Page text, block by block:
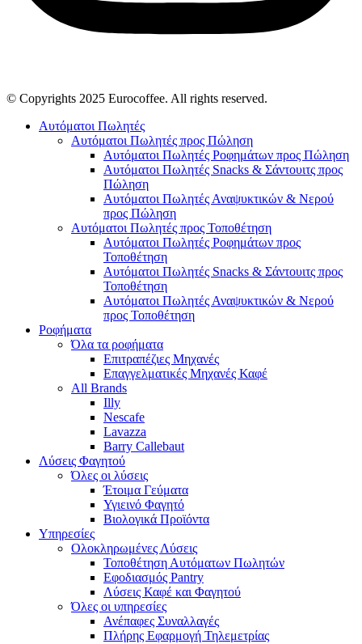
© Copyrights 2025 Eurocoffee. All rights reserved.
Αυτόματοι Πωλητές
Αυτόματοι Πωλητές προς Πώληση
Αυτόματοι Πωλητές Ροφημάτων προς Πώληση
Αυτόματοι Πωλητές Snacks & Σάντουιτς προς
Πώληση
Αυτόματοι Πωλητές Αναψυκτικών & Νερού
προς Πώληση
Αυτόματοι Πωλητές προς Τοποθέτηση
Αυτόματοι Πωλητές Ροφημάτων προς
Τοποθέτηση
Αυτόματοι Πωλητές Snacks & Σάντουιτς προς
Τοποθέτηση
Αυτόματοι Πωλητές Αναψυκτικών & Νερού
προς Τοποθέτηση
Ροφήματα
Όλα τα ροφήματα
Επιτραπέζιες Μηχανές
Επαγγελματικές Μηχανές Καφέ
All Brands
Illy
Nescafe
Lavazza
Barry Callebaut
Λύσεις Φαγητού
Όλες οι λύσεις
Έτοιμα Γεύματα
Υγιεινό Φαγητό
Βιολογικά Προϊόντα
Υπηρεσίες
Ολοκληρωμένες Λύσεις
Τοποθέτηση Αυτόματων Πωλητών
Εφοδιασμός Pantry
Λύσεις Καφέ και Φαγητού
Όλες οι υπηρεσίες
Ανέπαφες Συναλλαγές
Πλήρης Εφαρμογή Τηλεμετρίας